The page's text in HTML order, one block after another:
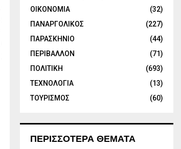
ΟΙΚΟΝΟΜΙΑ
(32)
ΠΑΝΑΡΓΟΛΙΚΟΣ
(227)
ΠΑΡΑΣΚΗΝΙΟ
(44)
ΠΕΡΙΒΑΛΛΟΝ
(71)
ΠΟΛΙΤΙΚΗ
(693)
ΤΕΧΝΟΛΟΓΙΑ
(13)
ΤΟΥΡΙΣΜΟΣ
(60)
ΠΕΡΙΣΣΟΤΕΡΑ ΘΕΜΑΤΑ